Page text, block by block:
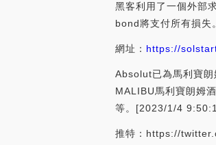
黑客利用了一個外部
bond將支付所有損
網址： https://
Absolut已為馬利寶
MALIBU馬利寶朗姆
等。[2023/1/4
推特：https://